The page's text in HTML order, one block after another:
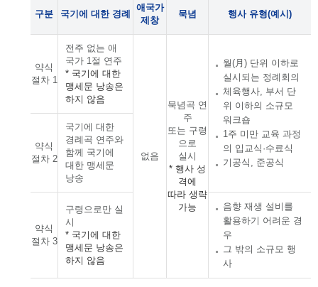
구분 국기에 대한 경례
애국가
제창
묵념 행사 유형(예시)
약식
절차 1
전주 없는 애
국가 1절 연주
* 국기에 대한
맹세문 낭송은
하지 않음
없음
묵념곡 연
주
또는 구령
으로
실시
* 행사 성
격에
따라 생략
가능
월(月) 단위 이하로
실시되는 정례회의
체육행사, 부서 단
위 이하의 소규모
워크숍
1주 미만 교육 과정
의 입교식·수료식
기공식, 준공식
약식
절차 2
국기에 대한
경례곡 연주와
함께 국기에
대한 맹세문
낭송
약식
절차 3
구령으로만 실
시
* 국기에 대한
맹세문 낭송은
하지 않음
음향 재생 설비를
활용하기 어려운 경
우
그 밖의 소규모 행
사